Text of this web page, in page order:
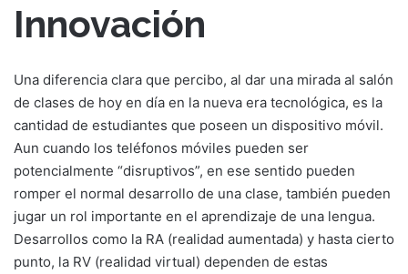
Innovación
Una diferencia clara que percibo, al dar una mirada al salón
de clases de hoy en día en la nueva era tecnológica, es la
cantidad de estudiantes que poseen un dispositivo móvil.
Aun cuando los teléfonos móviles pueden ser
potencialmente “disruptivos”, en ese sentido pueden
romper el normal desarrollo de una clase, también pueden
jugar un rol importante en el aprendizaje de una lengua.
Desarrollos como la RA (realidad aumentada) y hasta cierto
punto, la RV (realidad virtual) dependen de estas